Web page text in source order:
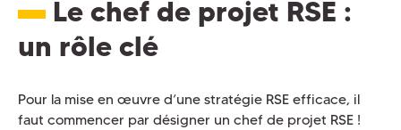
Le chef de projet RSE :
un rôle clé
Pour la mise en œuvre d’une stratégie RSE efficace, il
faut commencer par désigner un chef de projet RSE !